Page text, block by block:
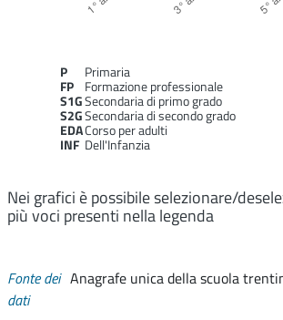
P Primaria
FP Formazione professionale
S1GSecondaria di primo grado
S2GSecondaria di secondo grado
EDACorso per adulti
INF Dell'Infanzia
Nei grafici è possibile selezionare/
più voci presenti nella legenda
Fonte dei
dati
Anagrafe unica della scuola